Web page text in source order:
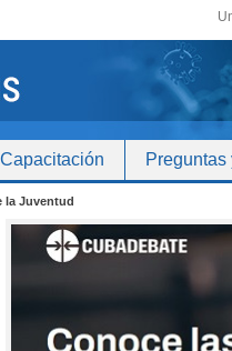
Capacitación Preguntas
la Juventud